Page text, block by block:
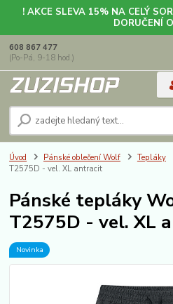
! AKCE SLEVA 15% NA CELÝ
DORUČENÍ
608 867 477
(Po-Pá, 9-18 hod.)
Úvod Pánské oblečení Wolf Tepláky
T2575D - vel. XL antracit
Pánské tepláky
T2575D - vel. XL
Novinka